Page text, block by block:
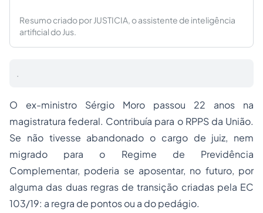
Resumo criado por JUSTICIA, o assistente de inteligência
artificial do Jus.
.
O ex-ministro Sérgio Moro passou 22 anos na
magistratura federal. Contribuía para o RPPS da União.
Se não tivesse abandonado o cargo de juiz, nem
migrado para o Regime de Previdência
Complementar, poderia se aposentar, no futuro, por
alguma das duas regras de transição criadas pela EC
103/19: a regra de pontos ou a do pedágio.